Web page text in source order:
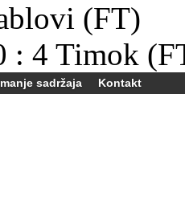
(FT)
: 4 Timok
sadržaja Kontakt